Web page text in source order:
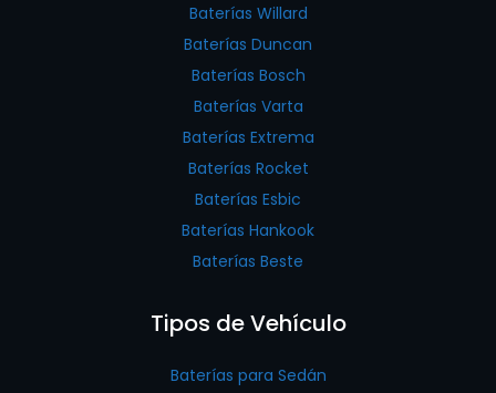
Baterías Willard
Baterías Duncan
Baterías Bosch
Baterías Varta
Baterías Extrema
Baterías Rocket
Baterías Esbic
Baterías Hankook
Baterías Beste
Tipos de Vehículo
Baterías para Sedán